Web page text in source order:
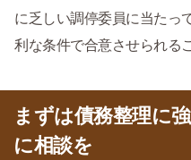
に乏しい調停委員に当たっ
利な条件で合意させられる
まずは債務整理に
に相談を